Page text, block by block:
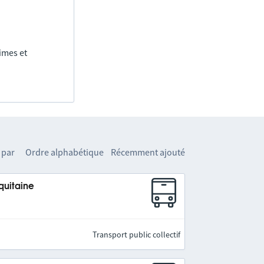
et
Ordre alphabétique Récemment ajouté
Transport public collectif